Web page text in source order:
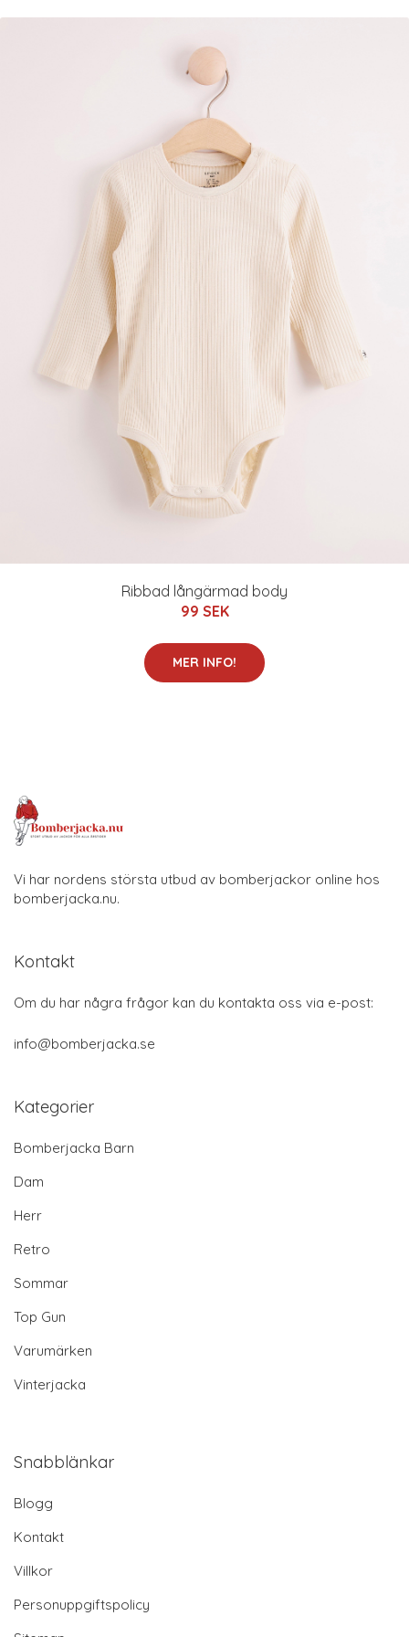
Ribbad långärmad body
99 SEK
MER INFO!
Vi har nordens största utbud av bomberjackor online hos
bomberjacka.nu.
Kontakt
Om du har några frågor kan du kontakta oss via e-post:
info@bomberjacka.se
Kategorier
Bomberjacka Barn
Dam
Herr
Retro
Sommar
Top Gun
Varumärken
Vinterjacka
Snabblänkar
Blogg
Kontakt
Villkor
Personuppgiftspolicy